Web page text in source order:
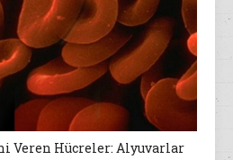
Veren Hücreler: Alyuvarlar